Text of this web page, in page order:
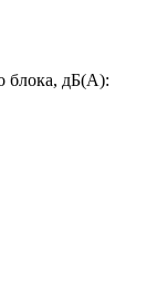
блока, дБ(А):